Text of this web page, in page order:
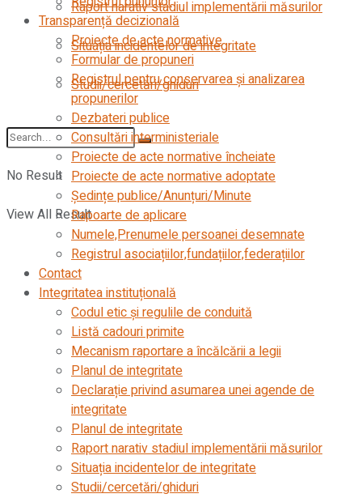
Raport narativ stadiul implementării măsurilor
Situația incidentelor de integritate
Studii/cercetări/ghiduri
No Result
View All Result
Transparență decizională
Proiecte de acte normative
Formular de propuneri
Registrul pentru conservarea și analizarea
propunerilor
Dezbateri publice
Consultări interministeriale
Proiecte de acte normative încheiate
Proiecte de acte normative adoptate
Ședințe publice/Anunțuri/Minute
Rapoarte de aplicare
Numele,Prenumele persoanei desemnate
Registrul asociațiilor,fundațiilor,federațiilor
Contact
Integritatea instituțională
Codul etic şi regulile de conduită
Listă cadouri primite
Mecanism raportare a încălcării a legii
Planul de integritate
Declarație privind asumarea unei agende de
integritate
Planul de integritate
Raport narativ stadiul implementării măsurilor
Situația incidentelor de integritate
Studii/cercetări/ghiduri